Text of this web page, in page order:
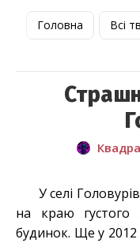
Головна Всі
У селі
на краю густого
будинок. Ще у 2012